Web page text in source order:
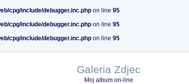
cpg/include/debugger.inc.php on line 95
cpg/include/debugger.inc.php on line 95
cpg/include/debugger.inc.php on line 95
Galeria Zdjec
Moj album on-line